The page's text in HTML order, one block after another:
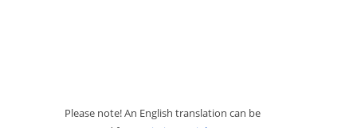
Please note! An English translation can be